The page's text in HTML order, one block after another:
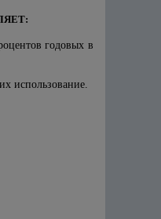
годовых в
использование.